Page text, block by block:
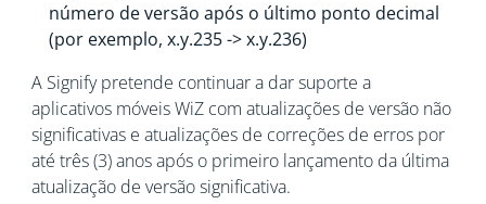
número de versão após o último ponto decimal
(por exemplo, x.y.235 -> x.y.236)
A Signify pretende continuar a dar suporte a
aplicativos móveis WiZ com atualizações de versão não
significativas e atualizações de correções de erros por
até três (3) anos após o primeiro lançamento da última
atualização de versão significativa.